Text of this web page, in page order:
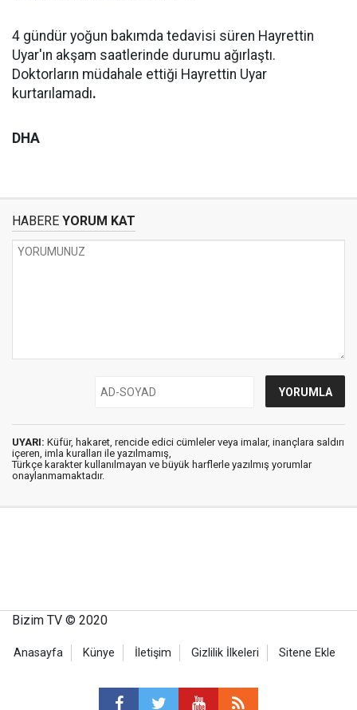
4 gündür yoğun bakımda tedavisi süren Hayrettin
Uyar'ın akşam saatlerinde durumu ağırlaştı.
Doktorların müdahale ettiği Hayrettin Uyar
kurtarılamadı.
DHA
HABERE YORUM KAT
UYARI: Küfür, hakaret, rencide edici cümleler veya imalar, inançlara saldırı
içeren, imla kuralları ile yazılmamış,
Türkçe karakter kullanılmayan ve büyük harflerle yazılmış yorumlar
onaylanmamaktadır.
Bizim TV © 2020
Anasayfa Künye İletişim Gizlilik İlkeleri Sitene Ekle